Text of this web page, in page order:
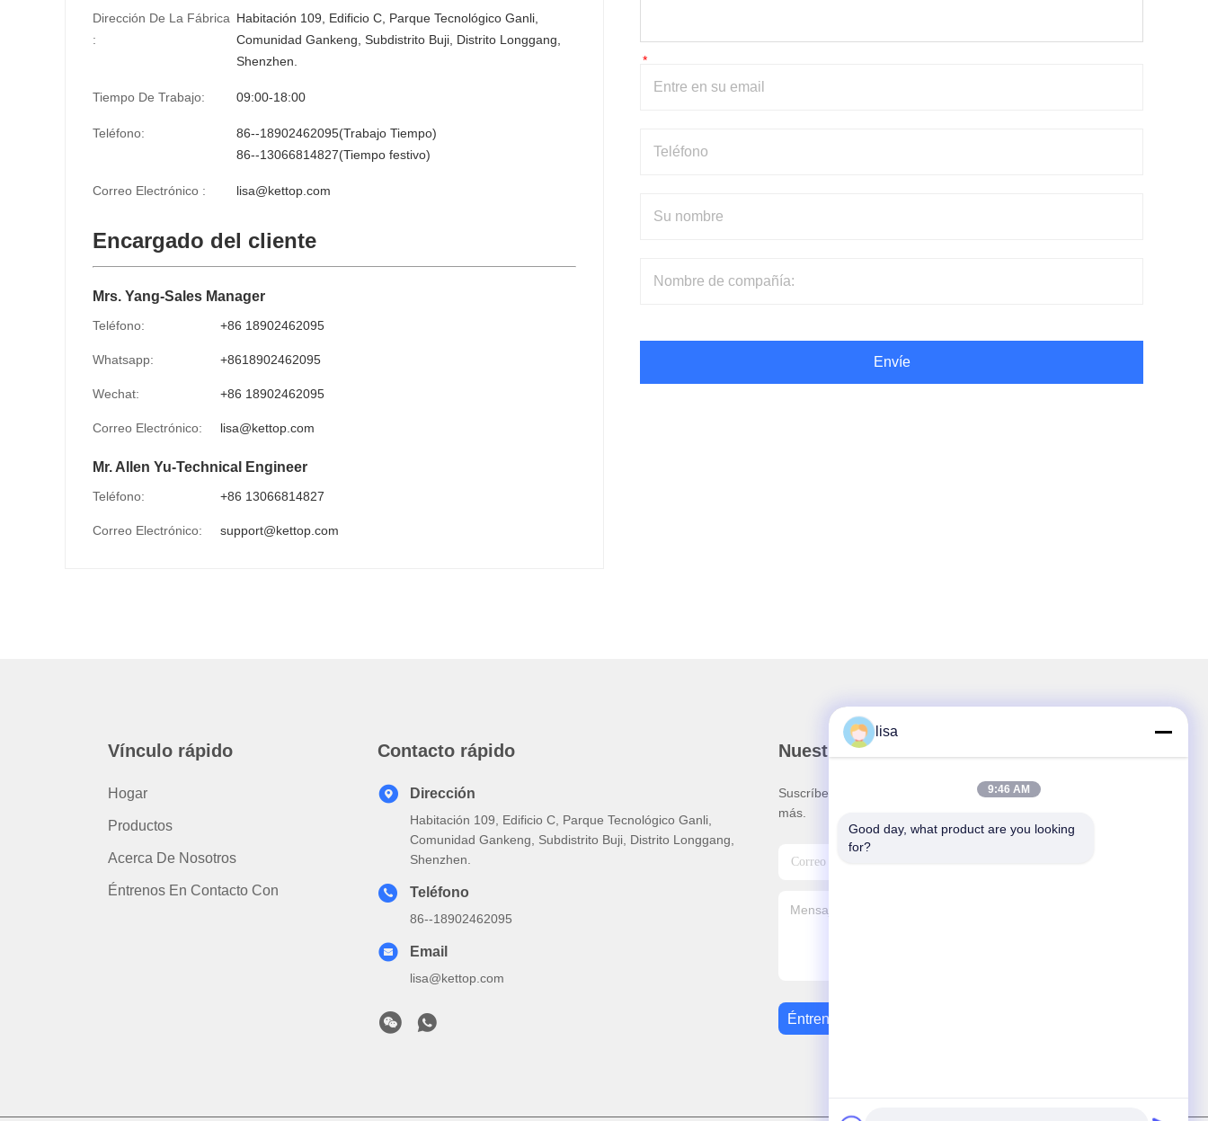
Dirección De La Fábrica
:
Habitación 109, Edificio C, Parque Tecnológico Ganli,
Comunidad Gankeng, Subdistrito Buji, Distrito Longgang,
Shenzhen.
Tiempo De Trabajo: 09:00-18:00
Teléfono:
86--18902462095(Trabajo Tiempo)
86--13066814827(Tiempo festivo)
Correo Electrónico : lisa@kettop.com
Encargado del cliente
Mrs. Yang-Sales Manager
Teléfono: +86 18902462095
Whatsapp: +8618902462095
Wechat: +86 18902462095
Correo Electrónico: lisa@kettop.com
Mr. Allen Yu-Technical Engineer
Teléfono: +86 13066814827
Correo Electrónico: support@kettop.com
Envíe
Vínculo rápido
Hogar
Productos
Acerca De Nosotros
Éntrenos En Contacto Con
Contacto rápido
Dirección
Habitación 109, Edificio C, Parque Tecnológico Ganli,
Comunidad Gankeng, Subdistrito Buji, Distrito Longgang,
Shenzhen.
Teléfono
86--18902462095
Email
lisa@kettop.com
Nuestro boletín
Suscríbete a nuestro boletín para obtener descuentos y
más.
Éntrenos En Contacto Con
lisa
9:46 AM
Good day, what product are you looking
for?